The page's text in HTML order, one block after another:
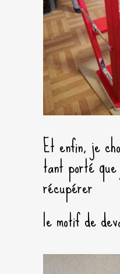
Et enfin, je
tant porté
récupérer
le motif de